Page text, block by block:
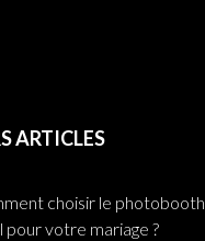
ARTICLES
choisir le photobooth
pour votre mariage ?